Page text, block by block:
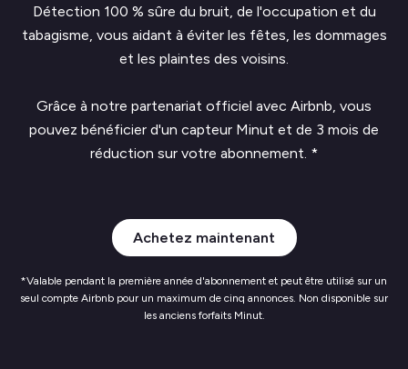
Détection 100 % sûre du bruit, de l'occupation et du
tabagisme, vous aidant à éviter les fêtes, les dommages
et les plaintes des voisins.
Grâce à notre partenariat officiel avec Airbnb, vous
pouvez bénéficier d'un capteur Minut et de 3 mois de
réduction sur votre abonnement. *
Achetez maintenant
*Valable pendant la première année d'abonnement et peut être utilisé sur un
seul compte Airbnb pour un maximum de cinq annonces. Non disponible sur
les anciens forfaits Minut.